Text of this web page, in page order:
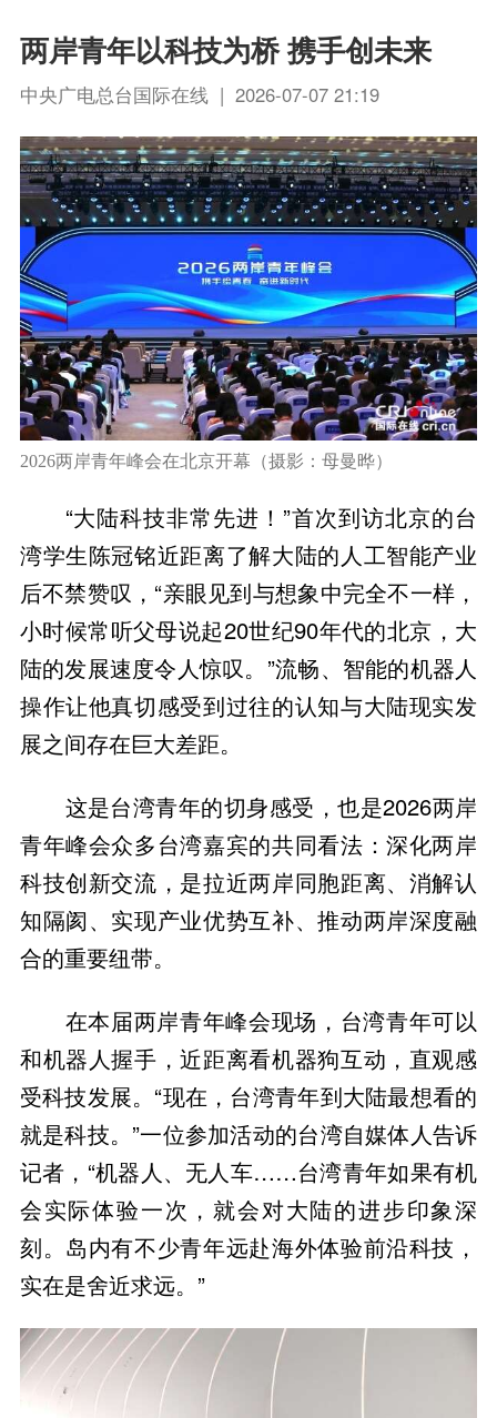
两岸青年以科技为桥 携手创未来
中央广电总台国际在线 | 2026-07-07 21:19
2026两岸青年峰会在北京开幕（摄影：母曼晔）
“大陆科技非常先进！”首次到访北京的台
湾学生陈冠铭近距离了解大陆的人工智能产业
后不禁赞叹，“亲眼见到与想象中完全不一样，
小时候常听父母说起20世纪90年代的北京，大
陆的发展速度令人惊叹。”流畅、智能的机器人
操作让他真切感受到过往的认知与大陆现实发
展之间存在巨大差距。
这是台湾青年的切身感受，也是2026两岸
青年峰会众多台湾嘉宾的共同看法：深化两岸
科技创新交流，是拉近两岸同胞距离、消解认
知隔阂、实现产业优势互补、推动两岸深度融
合的重要纽带。
在本届两岸青年峰会现场，台湾青年可以
和机器人握手，近距离看机器狗互动，直观感
受科技发展。“现在，台湾青年到大陆最想看的
就是科技。”一位参加活动的台湾自媒体人告诉
记者，“机器人、无人车……台湾青年如果有机
会实际体验一次，就会对大陆的进步印象深
刻。岛内有不少青年远赴海外体验前沿科技，
实在是舍近求远。”